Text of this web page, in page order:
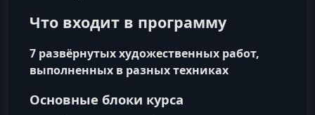
Что входит в программу
7 развёрнутых художественных работ,
выполненных в разных техниках
Основные блоки курса